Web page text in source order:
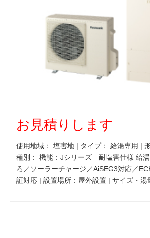
お見積りします
使用地域： 塩害地 | タイプ： 給湯専用 |
種別： 機能：Jシリーズ 耐塩害仕様 給
ろ／ソーラーチャージ／AiSEG3対応／
証対応 | 設置場所：屋外設置 | サイズ・湯